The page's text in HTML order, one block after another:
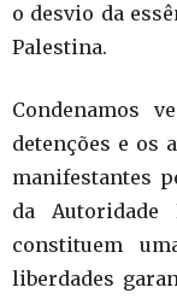
o desvio da
Palestina.
Condenamos
detenções e os
manifestantes
da Autoridade
constituem
liberdades